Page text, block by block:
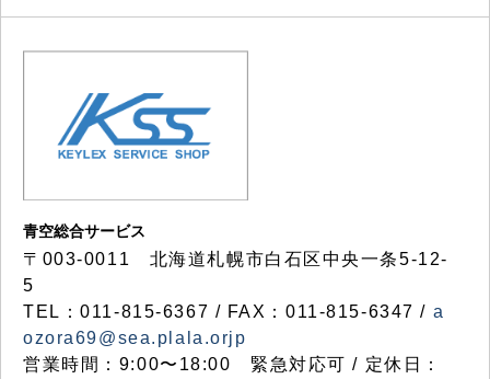
青空総合サービス
〒003-0011 北海道札幌市白石区中央一条5-12-
5
TEL：011-815-6367 / FAX：011-815-6347 / a
ozora69@sea.plala.orjp
営業時間：9:00〜18:00 緊急対応可 / 定休日：